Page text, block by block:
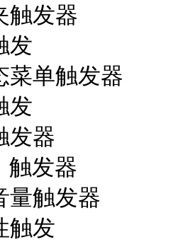
发器
单触发器
器
发器
触发器
发